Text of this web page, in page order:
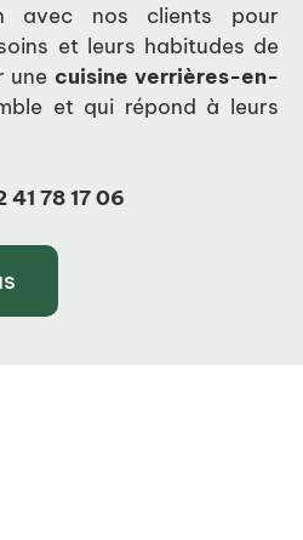
avec nos clients pour
et leurs habitudes de
une cuisine verrières-en-
et qui répond à leurs
41 78 17 06